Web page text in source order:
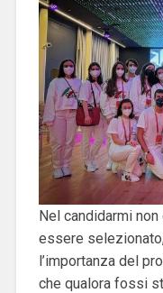
Nel candidarmi
essere
l’importanza del
che qualora fossi